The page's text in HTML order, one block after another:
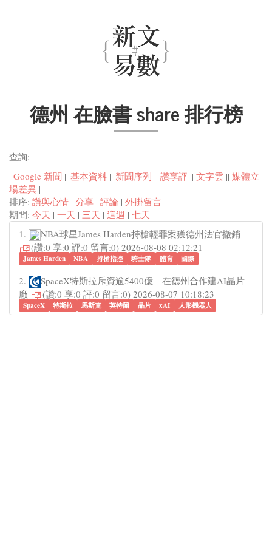
德州 在臉書 share 排行榜
查詢:
| Google 新聞 || 基本資料 || 新聞序列 || 讚享評 || 文字雲 || 媒體立
場差異 |
排序: 讚與心情 | 分享 | 評論 | 外掛留言
期間: 今天 | 一天 | 三天 | 這週 | 七天
1.
NBA球星James Harden持槍輕罪案獲德州法官撤銷
(讚:0 享:0 評:0 留言:0) 2026-08-08 02:12:21
James Harden NBA 持槍指控 騎士隊 體育 國際
2.
SpaceX特斯拉斥資逾5400億 在德州合作建AI晶片
廠
(讚:0 享:0 評:0 留言:0) 2026-08-07 10:18:23
SpaceX 特斯拉 馬斯克 英特爾 晶片 xAI 人形機器人